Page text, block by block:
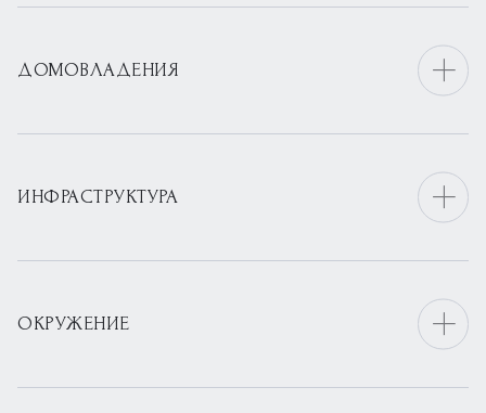
ДОМОВЛАДЕНИЯ
ИНФРАСТРУКТУРА
ОКРУЖЕНИЕ